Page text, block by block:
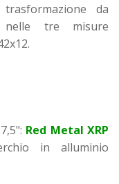
da
tre misure
Red Metal XRP
in alluminio